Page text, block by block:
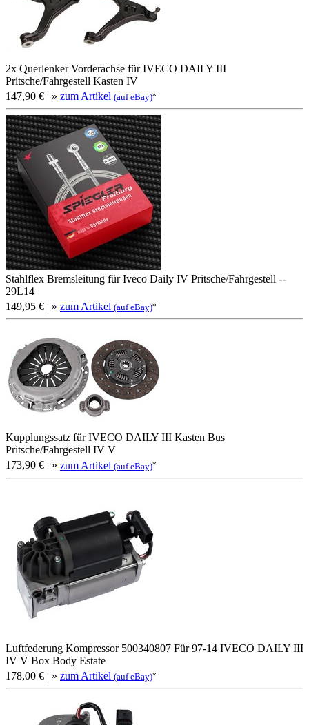
2x Querlenker Vorderachse für IVECO DAILY III
Pritsche/Fahrgestell Kasten IV
147,90 € | » zum Artikel (auf eBay)*
Stahlflex Bremsleitung für Iveco Daily IV Pritsche/Fahrgestell --
29L14
149,95 € | » zum Artikel (auf eBay)*
Kupplungssatz für IVECO DAILY III Kasten Bus
Pritsche/Fahrgestell IV V
173,90 € | » zum Artikel (auf eBay)*
Luftfederung Kompressor 500340807 Für 97-14 IVECO DAILY III
IV V Box Body Estate
178,00 € | » zum Artikel (auf eBay)*